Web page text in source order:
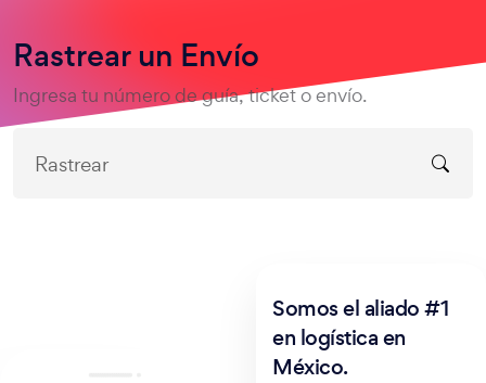
Rastrear un Envío
Ingresa tu número de guía, ticket o envío.
Somos el aliado #1
en logística en
México.